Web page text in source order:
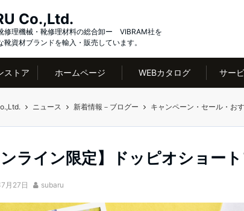
Co.,Ltd.
修理機械・靴修理材料の総合卸ー VIBRAM社を
靴資材ブランドを輸入・販売しています。
ストア ホームページ WEBカタログ サー
ニュース 新着情報－ブログー キャンペーン・セール・お
ンライン限定】ドッピオショー
月27日 subaru